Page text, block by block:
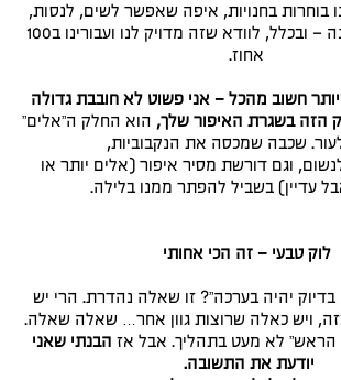
בוחרות בחנויות, איפה שאפשר לשים, לנסות,
לבדוק בתאורה שונה – ובכלל, לוודא שזה מדויק לנו ועבורינו ב100
אחוז.
חשוב מהכל – אני פשוט לא חובבת גדולה
הזה בשגרת האיפור שלך, הוא החלק ה”אלים”
שכבה שמכסה את הנקבוביות,
וגם דורשת מסיר איפור (אלים יותר או
עדיין) בשביל להפתר ממנו בלילה.
לוק טבעי – זה הכי אחותי
בדיוק יהיה בערכה”? זו שאלה נהדרת. הרי יש
ויש כאלה שרוצות גוון אחר… שאלה שאלה.
הראש” לא מעט בתהליך. אבל אז הבנתי שאני
יודעת את התשובה.